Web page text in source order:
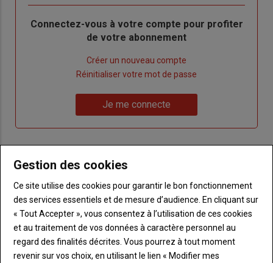
Body
Connectez-vous à votre compte pour profiter
de votre abonnement
Créer un nouveau compte
de
passe"
Réinitialiser votre mot de passe
me
Je me connecte
Sous-
Vous n'êtes pas abonné(e)
TITRE CRÉEZ UN COMPTE
BodyChoisissez votre formule et créez votre
compte pour accéder à tout Terre de
Touraine.
Gestion des cookies
Ce site utilise des cookies pour garantir le bon fonctionnement
des services essentiels et de mesure d’audience. En cliquant sur
« Tout Accepter », vous consentez à l’utilisation de ces cookies
et au traitement de vos données à caractère personnel au
regard des finalités décrites. Vous pourrez à tout moment
revenir sur vos choix, en utilisant le lien « Modifier mes